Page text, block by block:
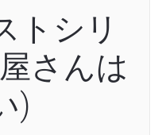
トシリ
さんは
)